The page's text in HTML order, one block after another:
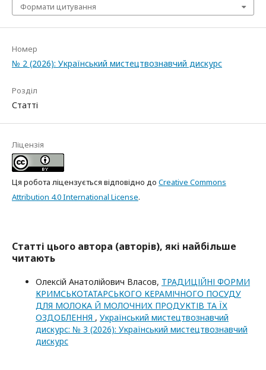
Формати цитування
Номер
№ 2 (2026): Український мистецтвознавчий дискурс
Розділ
Статті
Ліцензія
Ця робота ліцензується відповідно до Creative Commons
Attribution 4.0 International License.
Статті цього автора (авторів), які найбільше
читають
Олексій Анатолійович Власов, ТРАДИЦІЙНІ ФОРМИ
КРИМСЬКОТАТАРСЬКОГО КЕРАМІЧНОГО ПОСУДУ
ДЛЯ МОЛОКА Й МОЛОЧНИХ ПРОДУКТІВ ТА ЇХ
ОЗДОБЛЕННЯ , Український мистецтвознавчий
дискурс: № 3 (2026): Український мистецтвознавчий
дискурс